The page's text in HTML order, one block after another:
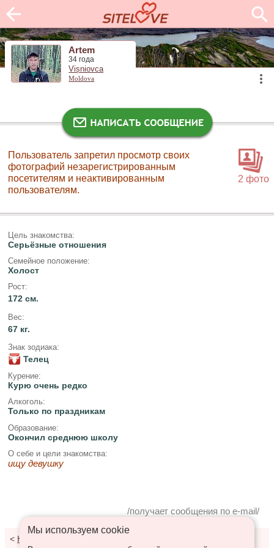
Artem
34 года
Vișniovca
Moldova
2 фото
Пользователь запретил просмотр своих
фотографий незарегистрированным
посетителям и неактивированным
пользователям.
Цель знакомства:
Серьёзные отношения
Семейное положение:
Холост
Рост:
172 см.
Вес:
67 кг.
Знак зодиака:
Телец
Курение:
Курю очень редко
Алкоголь:
Только по праздникам
Образование:
Окончил среднюю школу
О себе и цели знакомства:
ищу девушку
/получает сообщения по e-mail/
< К результатам поиска
Мы используем сookie